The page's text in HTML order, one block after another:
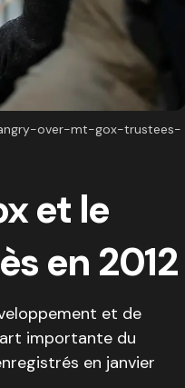
over-mt-gox-trustees-
et le
en 2012
et de
importante du
en janvier